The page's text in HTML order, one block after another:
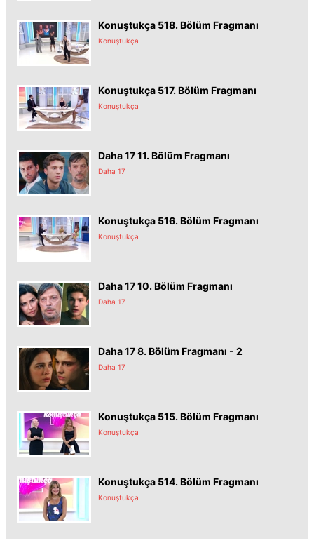
Konuştukça 518. Bölüm Fragmanı
Konuştukça
Konuştukça 517. Bölüm Fragmanı
Konuştukça
Daha 17 11. Bölüm Fragmanı
Daha 17
Konuştukça 516. Bölüm Fragmanı
Konuştukça
Daha 17 10. Bölüm Fragmanı
Daha 17
Daha 17 8. Bölüm Fragmanı - 2
Daha 17
Konuştukça 515. Bölüm Fragmanı
Konuştukça
Konuştukça 514. Bölüm Fragmanı
Konuştukça